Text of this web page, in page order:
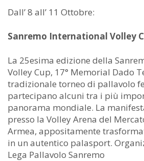
Dall’ 8 all’ 11 Ottobre:
Sanremo International Volley
La 25esima edizione della
Volley Cup, 17° Memorial Dado
tradizionale torneo di pallavolo
partecipano alcuni tra i più
panorama mondiale. La
presso la Volley Arena del
Armea, appositamente
in un autentico palasport.
Lega Pallavolo Sanremo